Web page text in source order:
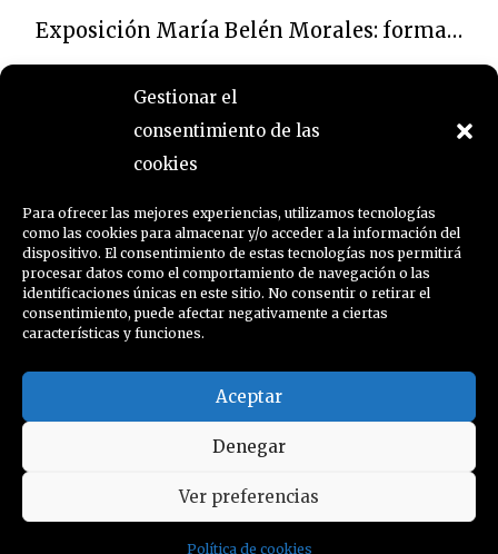
Gestionar el
consentimiento de las
cookies
Para ofrecer las mejores experiencias, utilizamos tecnologías
como las cookies para almacenar y/o acceder a la información del
dispositivo. El consentimiento de estas tecnologías nos permitirá
procesar datos como el comportamiento de navegación o las
identificaciones únicas en este sitio. No consentir o retirar el
consentimiento, puede afectar negativamente a ciertas
características y funciones.
Aceptar
Denegar
Ver preferencias
Política de cookies
Exposición María Belén Morales: formas en diálogo
María Belén Morales: formas en diálogo
Celebración de la amistad: muestras de Caroline Krabbe, Pepa Izquierdo y Jacinto Lara
SUSCRÍBETE AL BLOG